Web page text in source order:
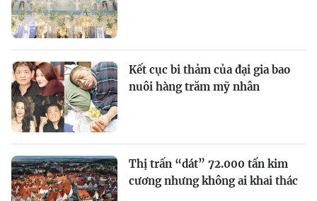
Kết cục bi thảm của đại gia bao
nuôi hàng trăm mỹ nhân
Thị trấn “dát” 72.000 tấn kim
cương nhưng không ai khai thác